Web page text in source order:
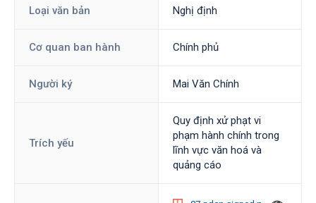
Loại văn bản Nghị định
Cơ quan ban hành Chính phủ
Người ký Mai Văn Chính
Trích yếu
Quy định xử phạt vi
phạm hành chính trong
lĩnh vực văn hoá và
quảng cáo